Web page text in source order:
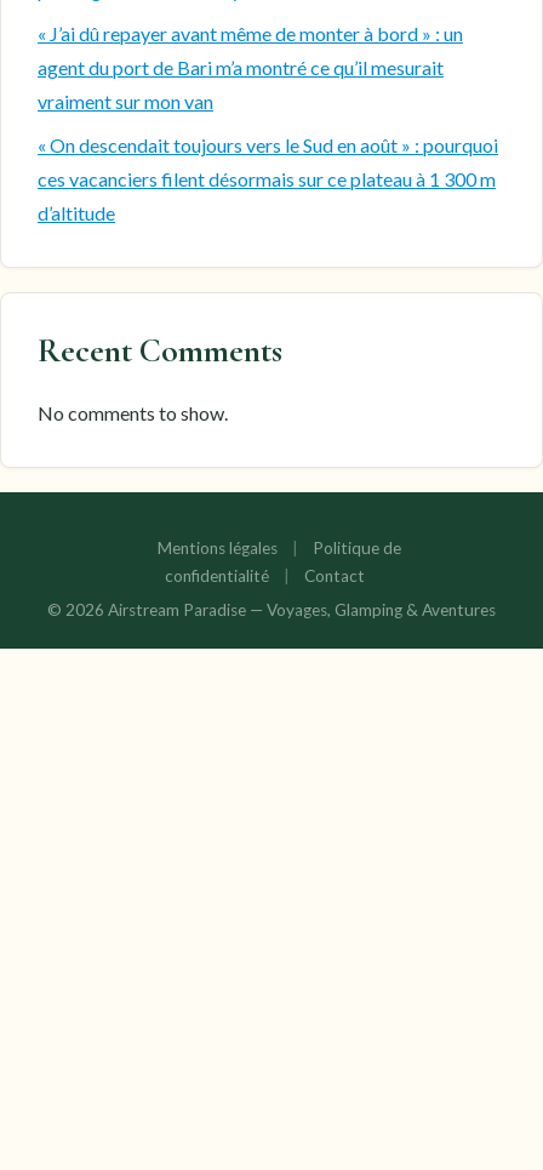
« J’ai dû repayer avant même de monter à bord » : un
agent du port de Bari m’a montré ce qu’il mesurait
vraiment sur mon van
« On descendait toujours vers le Sud en août » : pourquoi
ces vacanciers filent désormais sur ce plateau à 1 300 m
d’altitude
Recent Comments
No comments to show.
Mentions légales
Politique de
confidentialité
Contact
© 2026 Airstream Paradise — Voyages, Glamping & Aventures